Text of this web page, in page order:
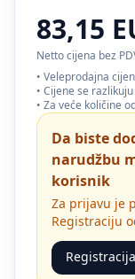
83,15
Netto cijena bez
• Veleprodajna
• Cijene se
• Za veće količine
Da biste
narudžbu
korisnik
Za prijavu je
Registraciju
Registracija